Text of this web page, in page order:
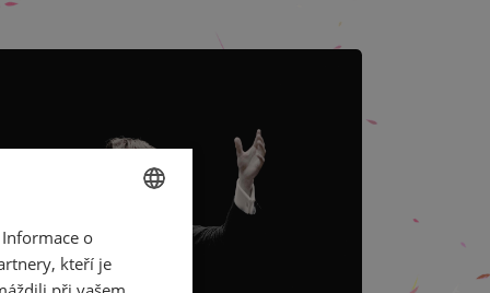
ENGLISH
o
kteří je